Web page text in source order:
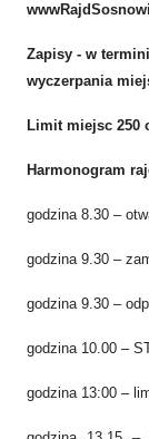
Zapisy - w
wyczerpania
Limit miejsc 250
Harmonogram
godzina 8.30 –
godzina 9.30 –
godzina 9.30 –
godzina 10.00 –
godzina 13:00 –